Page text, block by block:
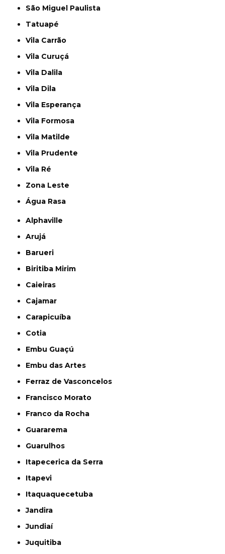
São Miguel Paulista
Tatuapé
Vila Carrão
Vila Curuçá
Vila Dalila
Vila Dila
Vila Esperança
Vila Formosa
Vila Matilde
Vila Prudente
Vila Ré
Zona Leste
Água Rasa
Alphaville
Arujá
Barueri
Biritiba Mirim
Caieiras
Cajamar
Carapicuíba
Cotia
Embu Guaçú
Embu das Artes
Ferraz de Vasconcelos
Francisco Morato
Franco da Rocha
Guararema
Guarulhos
Itapecerica da Serra
Itapevi
Itaquaquecetuba
Jandira
Jundiaí
Juquitiba